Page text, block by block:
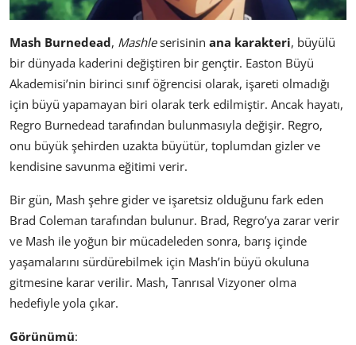
Mash Burnedead, Mashle serisinin ana karakteri, büyülü
bir dünyada kaderini değiştiren bir gençtir. Easton Büyü
Akademisi’nin birinci sınıf öğrencisi olarak, işareti olmadığı
için büyü yapamayan biri olarak terk edilmiştir. Ancak hayatı,
Regro Burnedead tarafından bulunmasıyla değişir. Regro,
onu büyük şehirden uzakta büyütür, toplumdan gizler ve
kendisine savunma eğitimi verir.
Bir gün, Mash şehre gider ve işaretsiz olduğunu fark eden
Brad Coleman tarafından bulunur. Brad, Regro’ya zarar verir
ve Mash ile yoğun bir mücadeleden sonra, barış içinde
yaşamalarını sürdürebilmek için Mash’in büyü okuluna
gitmesine karar verilir. Mash, Tanrısal Vizyoner olma
hedefiyle yola çıkar.
Görünümü: